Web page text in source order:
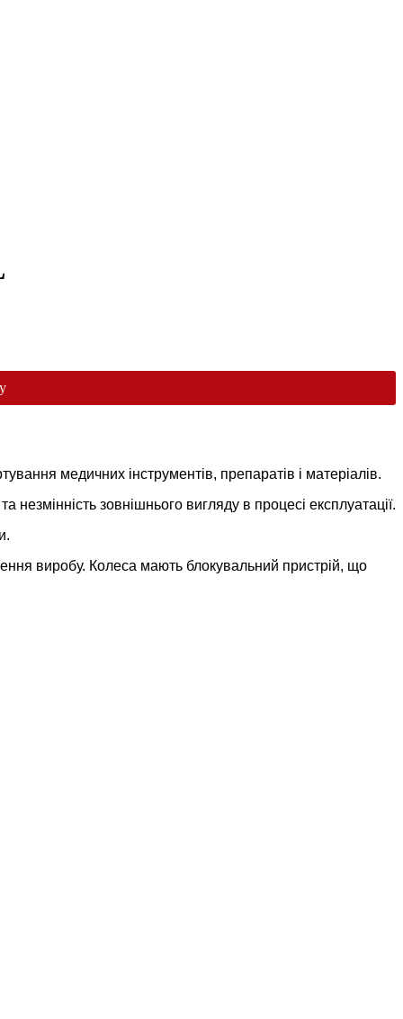
медичних інструментів, препаратів і матеріалів.
незмінність зовнішнього вигляду в процесі експлуатації.
виробу. Колеса мають блокувальний пристрій, що